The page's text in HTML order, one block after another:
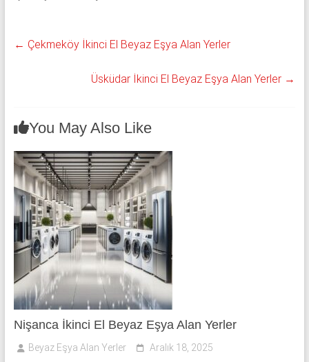
← Çekmeköy İkinci El Beyaz Eşya Alan Yerler
Üsküdar İkinci El Beyaz Eşya Alan Yerler →
You May Also Like
Nişanca İkinci El Beyaz Eşya Alan Yerler
Beyaz Eşya Alan Yerler Aralık 18, 2025